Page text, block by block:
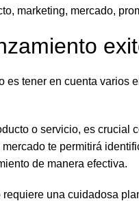
marketing, mercado,
tener en cuenta varios
o servicio, es crucial
te permitirá
de manera efectiva.
una cuidadosa